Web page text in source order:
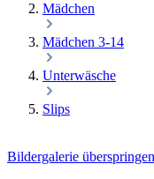
Mädchen
Mädchen 3-14
Unterwäsche
Slips
Bildergalerie überspringen